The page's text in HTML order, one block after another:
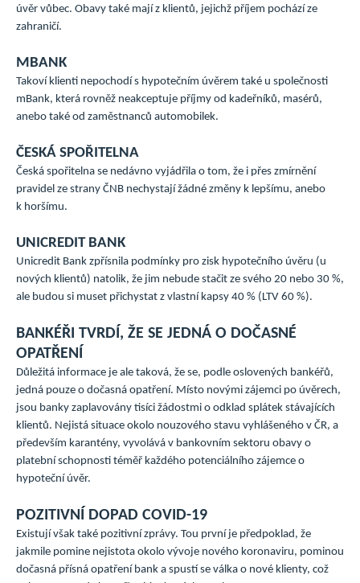
úvěr vůbec. Obavy také mají z klientů, jejichž příjem pochází ze
zahraničí.
MBANK
Takoví klienti nepochodí s hypotečním úvěrem také u společnosti
mBank, která rovněž neakceptuje příjmy od kadeřníků, masérů,
anebo také od zaměstnanců automobilek.
ČESKÁ SPOŘITELNA
Česká spořitelna se nedávno vyjádřila o tom, že i přes zmírnění
pravidel ze strany ČNB nechystají žádné změny k lepšímu, anebo
k horšímu.
UNICREDIT BANK
Unicredit Bank zpřísnila podmínky pro zisk hypotečního úvěru (u
nových klientů) natolik, že jim nebude stačit ze svého 20 nebo 30 %,
ale budou si muset přichystat z vlastní kapsy 40 % (LTV 60 %).
BANKÉŘI TVRDÍ, ŽE SE JEDNÁ O DOČASNÉ
OPATŘENÍ
Důležitá informace je ale taková, že se, podle oslovených bankéřů,
jedná pouze o dočasná opatření. Místo novými zájemci po úvěrech,
jsou banky zaplavovány tisíci žádostmi o odklad splátek stávajících
klientů. Nejistá situace okolo nouzového stavu vyhlášeného v ČR, a
především karantény, vyvolává v bankovním sektoru obavy o
platební schopnosti téměř každého potenciálního zájemce o
hypoteční úvěr.
POZITIVNÍ DOPAD COVID-19
Existují však také pozitivní zprávy. Tou první je předpoklad, že
jakmile pomine nejistota okolo vývoje nového koronaviru, pominou
dočasná přísná opatření bank a spustí se válka o nové klienty, což